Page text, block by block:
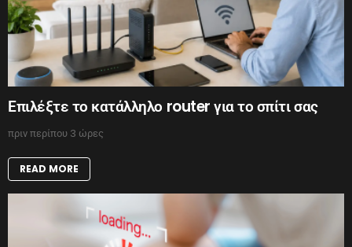
Επιλέξτε το κατάλληλο router για το σπίτι σας
πριν περίπου 3 ώρες
READ MORE